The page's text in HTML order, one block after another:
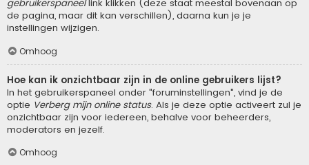
gebruikerspaneellink klikken (deze staat meestal bovenaan op
de pagina, maar dit kan verschillen), daarna kun je je
instellingen wijzigen.
Omhoog
Hoe kan ik onzichtbaar zijn in de online gebruikers lijst?
In het gebruikerspaneel onder "foruminstellingen", vind je de
optie Verberg mijn online status. Als je deze optie activeert zul je
onzichtbaar zijn voor iedereen, behalve voor beheerders,
moderators en jezelf.
Omhoog